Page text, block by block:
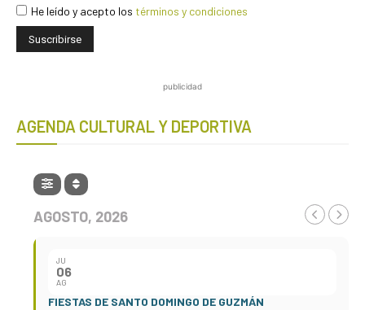
He leído y acepto los términos y condiciones
publicidad
AGENDA CULTURAL Y DEPORTIVA
AGOSTO, 2026
JU
06
AG
FIESTAS DE SANTO DOMINGO DE GUZMÁN